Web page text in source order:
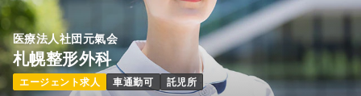
気になる 詳細を見る
外来正・准看護師 一般＋療養
医療法人社団元氣会
札幌整形外科
エージェント求人 車通勤可 託児所